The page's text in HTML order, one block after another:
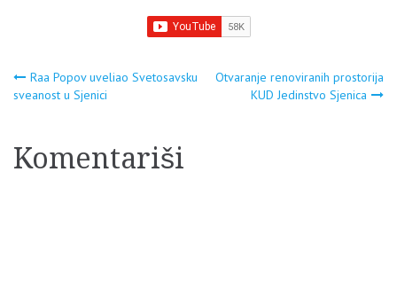
Navigacija
Raa Popov uveliao Svetosavsku
sveanost u Sjenici
Otvaranje renoviranih prostorija
KUD Jedinstvo Sjenica
Komentariši